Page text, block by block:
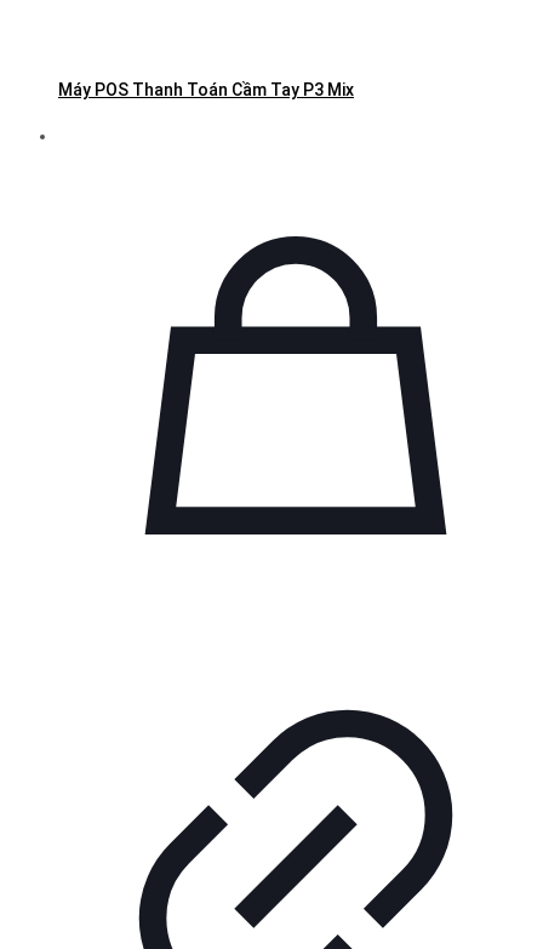
Máy POS Thanh Toán Cầm Tay P3 Mix